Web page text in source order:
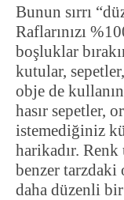
Bunun sırrı
Raflarınızı
boşluklar
kutular,
obje de
hasır sepetler,
istemediğiniz
harikadır.
benzer tarzdaki
daha düzenli